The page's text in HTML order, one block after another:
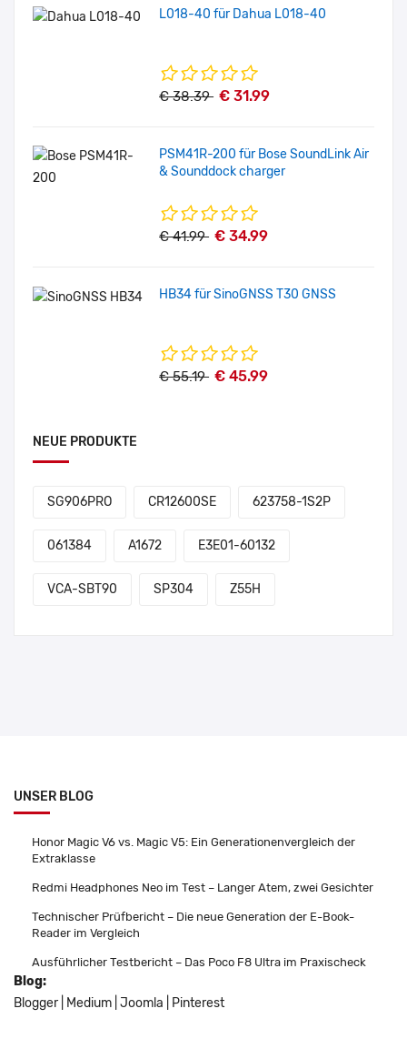
L018-40 für Dahua L018-40
€ 38.39 € 31.99
PSM41R-200 für Bose SoundLink Air
& Sounddock charger
€ 41.99 € 34.99
HB34 für SinoGNSS T30 GNSS
€ 55.19 € 45.99
NEUE PRODUKTE
SG906PRO CR12600SE 623758-1S2P
061384 A1672 E3E01-60132
VCA-SBT90 SP304 Z55H
UNSER BLOG
Honor Magic V6 vs. Magic V5: Ein Generationenvergleich der
Extraklasse
Redmi Headphones Neo im Test – Langer Atem, zwei Gesichter
Technischer Prüfbericht – Die neue Generation der E-Book-
Reader im Vergleich
Ausführlicher Testbericht – Das Poco F8 Ultra im Praxischeck
Blog:
Blogger
Medium Joomla Pinterest